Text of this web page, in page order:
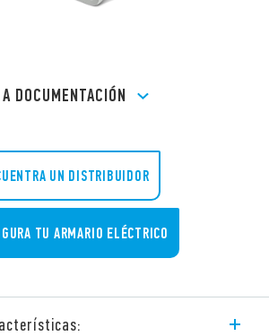
DOCUMENTACIÓN
UN DISTRIBUIDOR
TU ARMARIO ELÉCTRICO